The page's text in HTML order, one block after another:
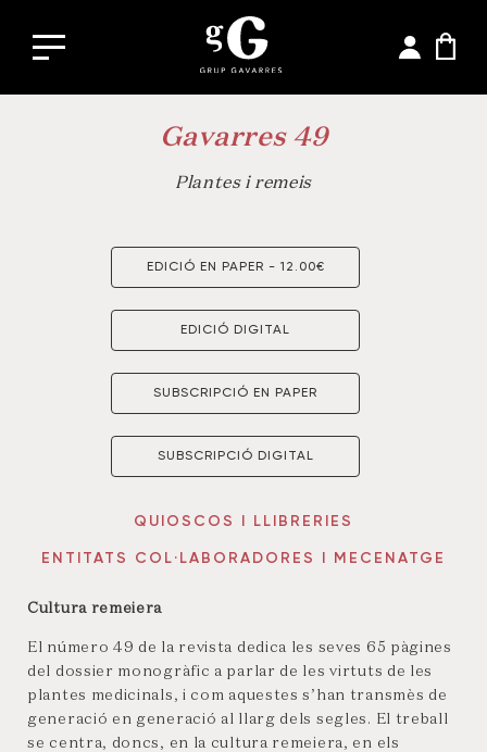
Gavarres 49
Plantes i remeis
EDICIÓ EN PAPER - 12.00€
EDICIÓ DIGITAL
SUBSCRIPCIÓ EN PAPER
SUBSCRIPCIÓ DIGITAL
QUIOSCOS I LLIBRERIES
ENTITATS COL·LABORADORES I MECENATGE
Cultura remeiera
El número 49 de la revista dedica les seves 65 pàgines
del dossier monogràfic a parlar de les virtuts de les
plantes medicinals, i com aquestes s’han transmès de
generació en generació al llarg dels segles. El treball
se centra, doncs, en la cultura remeiera, en els